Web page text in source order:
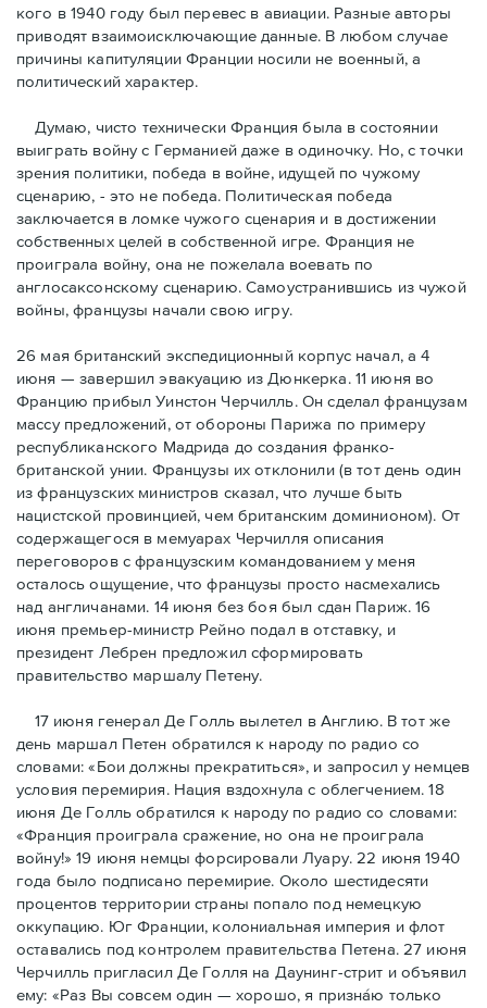
кого в 1940 году был перевес в авиации. Разные авторы
приводят взаимоисключающие данные. В любом случае
причины капитуляции Франции носили не военный, а
политический характер.
Думаю, чисто технически Франция была в состоянии
выиграть войну с Германией даже в одиночку. Но, с точки
зрения политики, победа в войне, идущей по чужому
сценарию, - это не победа. Политическая победа
заключается в ломке чужого сценария и в достижении
собственных целей в собственной игре. Франция не
проиграла войну, она не пожелала воевать по
англосаксонскому сценарию. Самоустранившись из чужой
войны, французы начали свою игру.
26 мая британский экспедиционный корпус начал, а 4
июня — завершил эвакуацию из Дюнкерка. 11 июня во
Францию прибыл Уинстон Черчилль. Он сделал французам
массу предложений, от обороны Парижа по примеру
республиканского Мадрида до создания франко-
британской унии. Французы их отклонили (в тот день один
из французских министров сказал, что лучше быть
нацистской провинцией, чем британским доминионом). От
содержащегося в мемуарах Черчилля описания
переговоров с французским командованием у меня
осталось ощущение, что французы просто насмехались
над англичанами. 14 июня без боя был сдан Париж. 16
июня премьер-министр Рейно подал в отставку, и
президент Лебрен предложил сформировать
правительство маршалу Петену.
17 июня генерал Де Голль вылетел в Англию. В тот же
день маршал Петен обратился к народу по радио со
словами: «Бои должны прекратиться», и запросил у немцев
условия перемирия. Нация вздохнула с облегчением. 18
июня Де Голль обратился к народу по радио со словами:
«Франция проиграла сражение, но она не проиграла
войну!» 19 июня немцы форсировали Луару. 22 июня 1940
года было подписано перемирие. Около шестидесяти
процентов территории страны попало под немецкую
оккупацию. Юг Франции, колониальная империя и флот
оставались под контролем правительства Петена. 27 июня
Черчилль пригласил Де Голля на Даунинг-стрит и объявил
ему: «Раз Вы совсем один — хорошо, я признáю только